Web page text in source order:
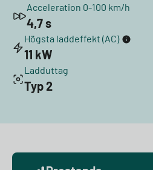
Acceleration 0-100 km/h
4,7 s
Högsta laddeffekt (AC)
11 kW
Ladduttag
Typ 2